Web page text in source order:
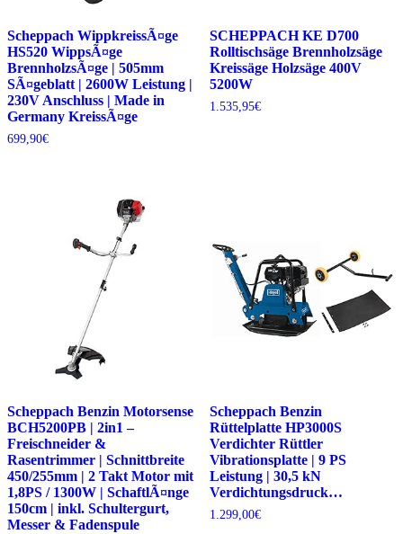
Scheppach WippkreissÃ¤ge
HS520 WippsÃ¤ge
BrennholzsÃ¤ge | 505mm
SÃ¤geblatt | 2600W Leistung |
230V Anschluss | Made in
Germany KreissÃ¤ge
699,90€
SCHEPPACH KE D700
Rolltischsäge Brennholzsäge
Kreissäge Holzsäge 400V
5200W
1.535,95€
Scheppach Benzin Motorsense
BCH5200PB | 2in1 –
Freischneider &
Rasentrimmer | Schnittbreite
450/255mm | 2 Takt Motor mit
1,8PS / 1300W | SchaftlÃ¤nge
150cm | inkl. Schultergurt,
Messer & Fadenspule
Scheppach Benzin
Rüttelplatte HP3000S
Verdichter Rüttler
Vibrationsplatte | 9 PS
Leistung | 30,5 kN
Verdichtungsdruck…
1.299,00€